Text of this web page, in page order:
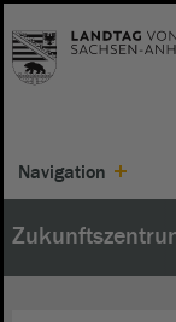
Navigation